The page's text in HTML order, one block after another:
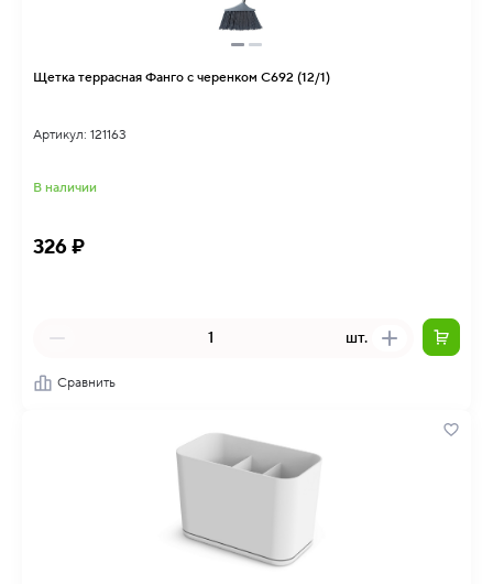
Щетка террасная Фанго с черенком С692 (12/1)
Артикул: 121163
В наличии
326 ₽
шт.
Сравнить